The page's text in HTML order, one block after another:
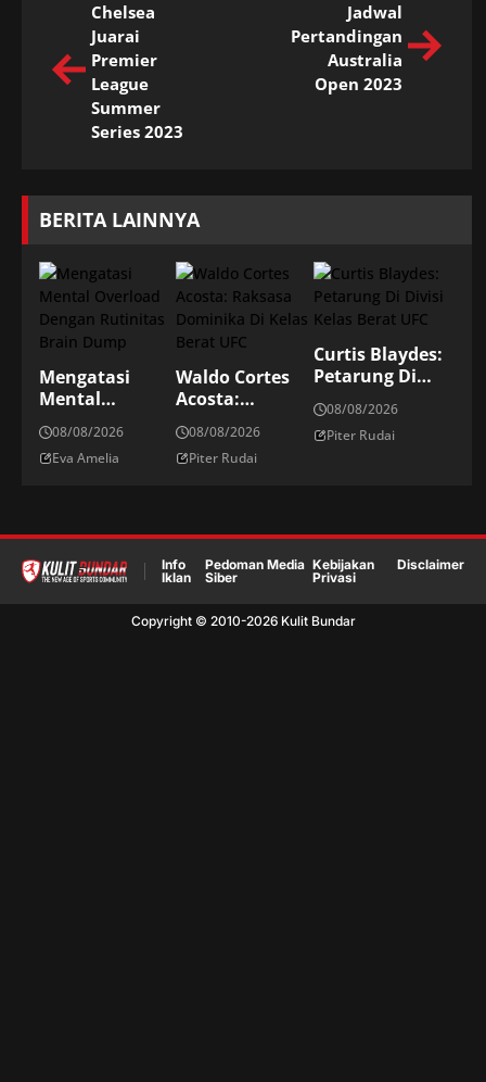
Chelsea
Juarai
Premier
League
Summer
Series 2023
Jadwal
Pertandingan
Australia
Open 2023
BERITA LAINNYA
Mengatasi
Mental
Overload
Dengan
Rutinitas Brain
08/08/2026
Eva Amelia
Waldo Cortes
Acosta:
Raksasa
Dominika Di
Kelas Berat UFC
08/08/2026
Piter Rudai
Curtis Blaydes:
Petarung Di
Divisi Kelas
Berat UFC
08/08/2026
Piter Rudai
Info
Iklan
Pedoman Media
Siber
Kebijakan
Privasi
Disclaimer
Copyright © 2010-2026Kulit Bundar